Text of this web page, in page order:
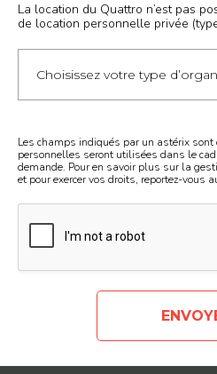
Choisissez votre type
La location du Quattro n’est pas
de location personnelle privée
Les champs indiqués par un astérix sont
personnelles seront utilisées dans le
demande. Pour en savoir plus sur la
et pour exercer vos droits, reportez-vous